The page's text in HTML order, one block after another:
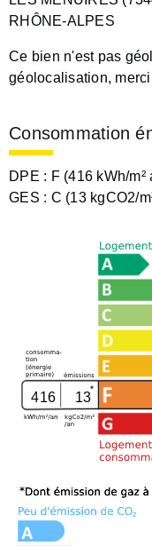
RHÔNE-ALPES
Ce bien n'est pas
géolocalisation,
Consommation
DPE : F (416 kWh/m²
GES : C (13 kgCO2/
416 13